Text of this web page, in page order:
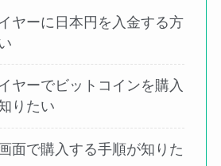
ヤーに日本円を入金する方
ヤーでビットコインを購入
りたい
面で購入する手順が知りた